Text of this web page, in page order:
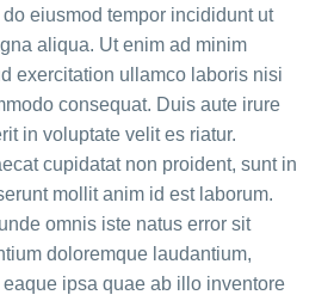
eiusmod tempor incididunt ut
aliqua. Ut enim ad minim
exercitation ullamco laboris nisi
consequat. Duis aute irure
in voluptate velit es riatur.
cupidatat non proident, sunt in
mollit anim id est laborum.
omnis iste natus error sit
doloremque laudantium,
ipsa quae ab illo inventore